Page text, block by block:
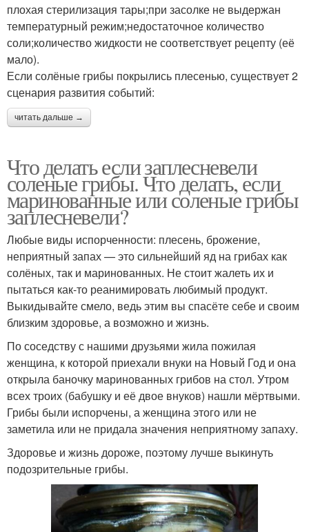
плохая стерилизация тары;при засолке не выдержан
температурный режим;недостаточное количество
соли;количество жидкости не соответствует рецепту (её
мало).
Если солёные грибы покрылись плесенью, существует 2
сценария развития событий:
читать дальше →
Что делать если заплесневели
соленые грибы. Что делать, если
маринованные или соленые грибы
заплесневели?
Любые виды испорченности: плесень, брожение,
неприятный запах — это сильнейший яд на грибах как
солёных, так и маринованных. Не стоит жалеть их и
пытаться как-то реанимировать любимый продукт.
Выкидывайте смело, ведь этим вы спасёте себе и своим
близким здоровье, а возможно и жизнь.
По соседству с нашими друзьями жила пожилая
женщина, к которой приехали внуки на Новый Год и она
открыла баночку маринованных грибов на стол. Утром
всех троих (бабушку и её двое внуков) нашли мёртвыми.
Грибы были испорчены, а женщина этого или не
заметила или не придала значения неприятному запаху.
Здоровье и жизнь дороже, поэтому лучше выкинуть
подозрительные грибы.